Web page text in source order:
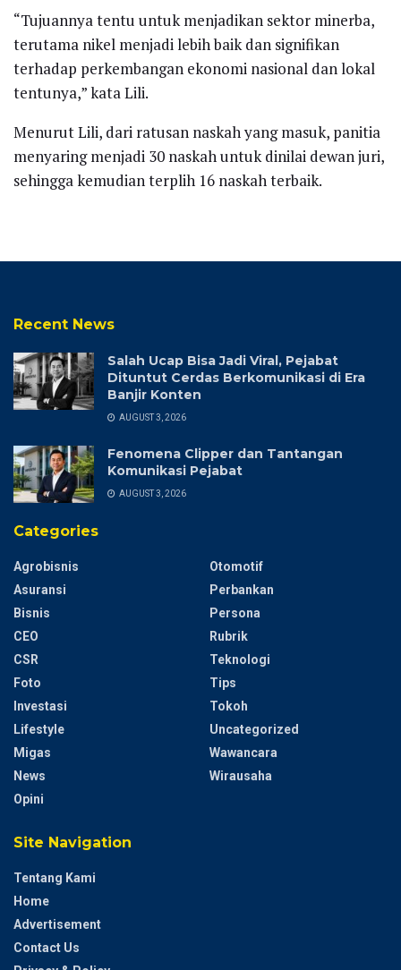
“Tujuannya tentu untuk menjadikan sektor minerba,
terutama nikel menjadi lebih baik dan signifikan
terhadap perkembangan ekonomi nasional dan lokal
tentunya,” kata Lili.
Menurut Lili, dari ratusan naskah yang masuk, panitia
menyaring menjadi 30 naskah untuk dinilai dewan juri,
sehingga kemudian terplih 16 naskah terbaik.
Recent News
Salah Ucap Bisa Jadi Viral, Pejabat
Dituntut Cerdas Berkomunikasi di Era
Banjir Konten
AUGUST 3, 2026
Fenomena Clipper dan Tantangan
Komunikasi Pejabat
AUGUST 3, 2026
Categories
Agrobisnis
Asuransi
Bisnis
CEO
CSR
Foto
Investasi
Lifestyle
Migas
News
Opini
Otomotif
Perbankan
Persona
Rubrik
Teknologi
Tips
Tokoh
Uncategorized
Wawancara
Wirausaha
Site Navigation
Tentang Kami
Home
Advertisement
Contact Us